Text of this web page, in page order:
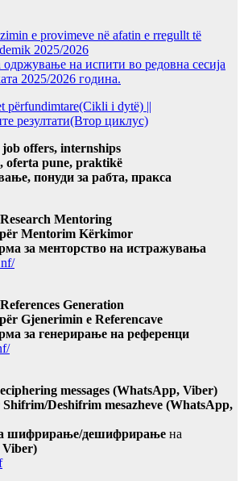
e provimeve në afatin e rregullt të
2025/2026
на испити во редовна сесија
2025/2026 година.
përfundimtare(Cikli i dytë) ||
резултати(Втор циклус)
offers, internships
oferta pune, praktikë
понуди за рабта, пракса
Mentoring
Mentorim Kërkimor
за менторство на истражувања
Generation
Gjenerimin e Referencave
за генерирање на референци
messages (WhatsApp, Viber)
Deshifrim mesazheve (WhatsApp,
шифрирање/дешифрирање на
Viber)